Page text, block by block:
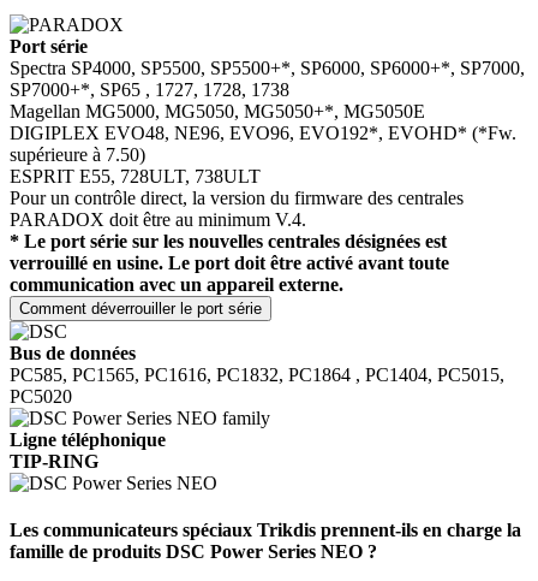
Port série
Spectra SP4000, SP5500, SP5500+*, SP6000, SP6000+*, SP7000,
SP7000+*, SP65 , 1727, 1728, 1738
Magellan MG5000, MG5050, MG5050+*, MG5050E
DIGIPLEX EVO48, NE96, EVO96, EVO192*, EVOHD* (*Fw.
supérieure à 7.50)
ESPRIT E55, 728ULT, 738ULT
Pour un contrôle direct, la version du firmware des centrales
PARADOX doit être au minimum V.4.
* Le port série sur les nouvelles centrales désignées est
verrouillé en usine. Le port doit être activé avant toute
communication avec un appareil externe.
Comment déverrouiller le port série
Bus de données
PC585, PC1565, PC1616, PC1832, PC1864 , PC1404, PC5015,
PC5020
Ligne téléphonique
TIP-RING
Les communicateurs spéciaux Trikdis prennent-ils en charge la
famille de produits DSC Power Series NEO ?